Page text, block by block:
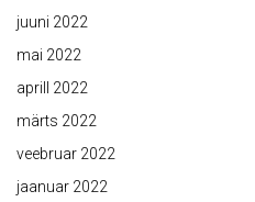
juuni 2022
mai 2022
aprill 2022
märts 2022
veebruar 2022
jaanuar 2022